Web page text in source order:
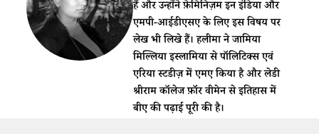
हैं और उन्होंने फ़ेमिनिज़म इन इंडिया और
एमपी-आईडीएसए के लिए इस विषय पर
लेख भी लिखे हैं। हलीमा ने जामिया
मिल्लिया इस्लामिया से पॉलिटिक्स एवं
एरिया स्टडीज़ में एमए किया है और लेडी
श्रीराम कॉलेज फ़ॉर वीमेन से इतिहास में
बीए की पढ़ाई पूरी की है।